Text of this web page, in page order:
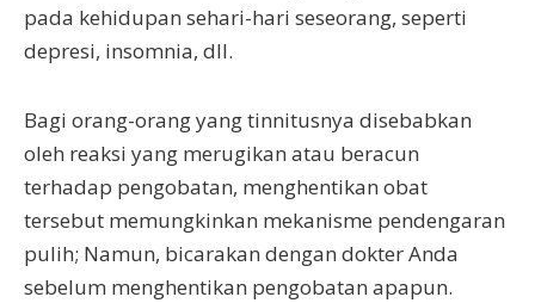
pada kehidupan sehari-hari seseorang, seperti
depresi, insomnia, dll.
Bagi orang-orang yang tinnitusnya disebabkan
oleh reaksi yang merugikan atau beracun
terhadap pengobatan, menghentikan obat
tersebut memungkinkan mekanisme pendengaran
pulih; Namun, bicarakan dengan dokter Anda
sebelum menghentikan pengobatan apapun.